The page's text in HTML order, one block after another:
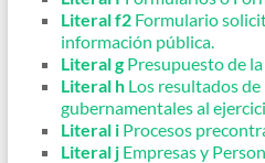
Literal f2Formulario
información pública.
Literal gPresupuesto de
Literal hLos resultados
gubernamentales al
Literal iProcesos
Literal jEmpresas y